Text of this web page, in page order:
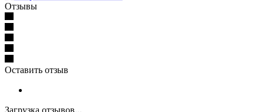
Отзывы
Оставить отзыв
Загрузка отзывов...